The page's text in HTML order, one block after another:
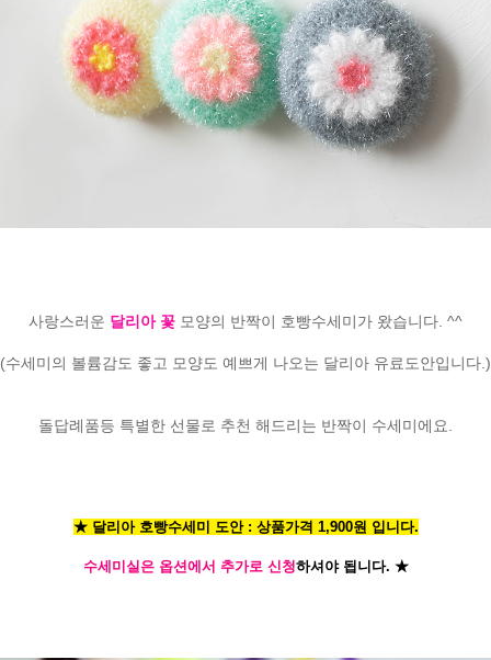
사랑스러운 달리아 꽃 모양의 반짝이 호빵수세미가 왔습니다. ^^
(수세미의 볼륨감도 좋고 모양도 예쁘게 나오는 달리아 유료도안입니다.)
돌답례품등 특별한 선물로 추천 해드리는 반짝이 수세미에요.
★ 달리아 호빵수세미 도안 : 상품가격 1,900원 입니다.
수세미실은 옵션에서 추가로 신청하셔야 됩니다. ★